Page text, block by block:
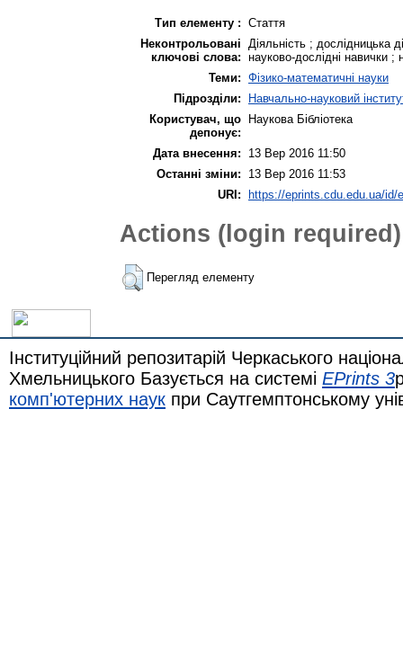
Тип елементу : Стаття
Неконтрольовані
ключові слова:
Діяльність ; дослідницька
науково-дослідні навички ;
Теми: Фізико-математичні науки
Підрозділи:
Навчально-науковий
Користувач, що
депонує:
Наукова Бібліотека
Дата внесення:
13 Вер 2016 11:50
Останні зміни:
13 Вер 2016 11:53
URI: https://eprints.cdu.edu.ua/id/
Actions (login required)
Перегляд елементу
Інституційний репозитарій Черкаського
Хмельницького Базується на системі EPrints 3
комп'ютерних наук при Саутгемптонському